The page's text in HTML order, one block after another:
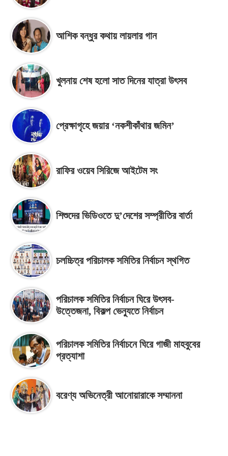
আশিক বন্ধুর কথায় লায়লার গান
খুলনায় শেষ হলো সাত দিনের যাত্রা উৎসব
প্রেক্ষাগৃহে জয়ার ‘নকশীকাঁথার জমিন’
রাফির ওয়েব সিরিজে আইটেম সং
শিশুদের ভিডিওতে দু’দেশের সম্প্রীতির বার্তা
চলচ্চিত্র পরিচালক সমিতির নির্বাচন স্থগিত
পরিচালক সমিতির নির্বাচন ঘিরে উৎসব-
উত্তেজনা, বিকল্প ভেন্যুতে নির্বাচন
পরিচালক সমিতির নির্বাচনে ঘিরে গাজী মাহবুবের
প্রত্যাশা
বরেণ্য অভিনেত্রী আনোয়ারাকে সম্মাননা